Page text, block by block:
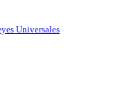
Universales